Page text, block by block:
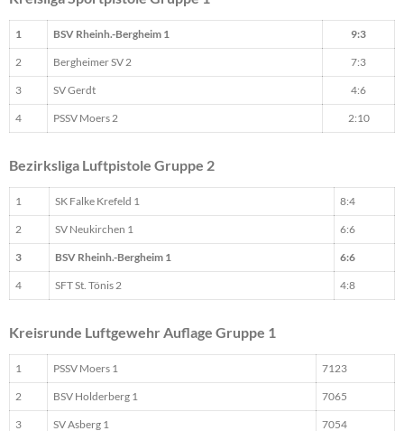
1 BSV Rheinh.-Bergheim 1 9:3
2 Bergheimer SV 2 7:3
3 SV Gerdt 4:6
4 PSSV Moers 2 2:10
Bezirksliga Luftpistole Gruppe 2
1 SK Falke Krefeld 1 8:4
2 SV Neukirchen 1 6:6
3 BSV Rheinh.-Bergheim 1 6:6
4 SFT St. Tönis 2 4:8
Kreisrunde Luftgewehr Auflage Gruppe 1
1 PSSV Moers 1 7123
2 BSV Holderberg 1 7065
3 SV Asberg 1 7054